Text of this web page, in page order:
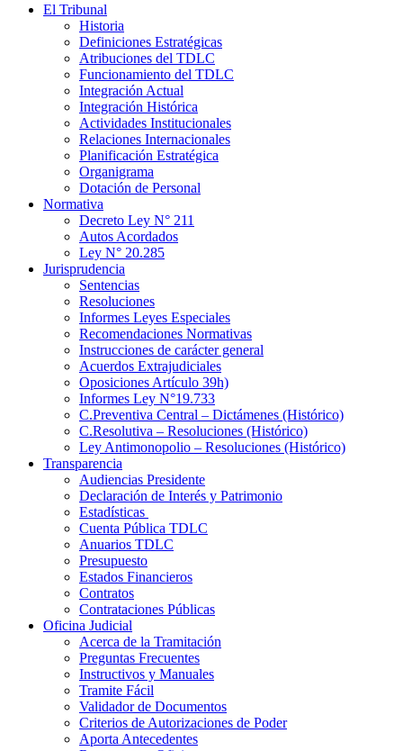
El Tribunal
Historia
Definiciones Estratégicas
Atribuciones del TDLC
Funcionamiento del TDLC
Integración Actual
Integración Histórica
Actividades Institucionales
Relaciones Internacionales
Planificación Estratégica
Organigrama
Dotación de Personal
Normativa
Decreto Ley N° 211
Autos Acordados
Ley N° 20.285
Jurisprudencia
Sentencias
Resoluciones
Informes Leyes Especiales
Recomendaciones Normativas
Instrucciones de carácter general
Acuerdos Extrajudiciales
Oposiciones Artículo 39h)
Informes Ley N°19.733
C.Preventiva Central – Dictámenes (Histórico)
C.Resolutiva – Resoluciones (Histórico)
Ley Antimonopolio – Resoluciones (Histórico)
Transparencia
Audiencias Presidente
Declaración de Interés y Patrimonio
Estadísticas
Cuenta Pública TDLC
Anuarios TDLC
Presupuesto
Estados Financieros
Contratos
Contrataciones Públicas
Oficina Judicial
Acerca de la Tramitación
Preguntas Frecuentes
Instructivos y Manuales
Tramite Fácil
Validador de Documentos
Criterios de Autorizaciones de Poder
Aporta Antecedentes